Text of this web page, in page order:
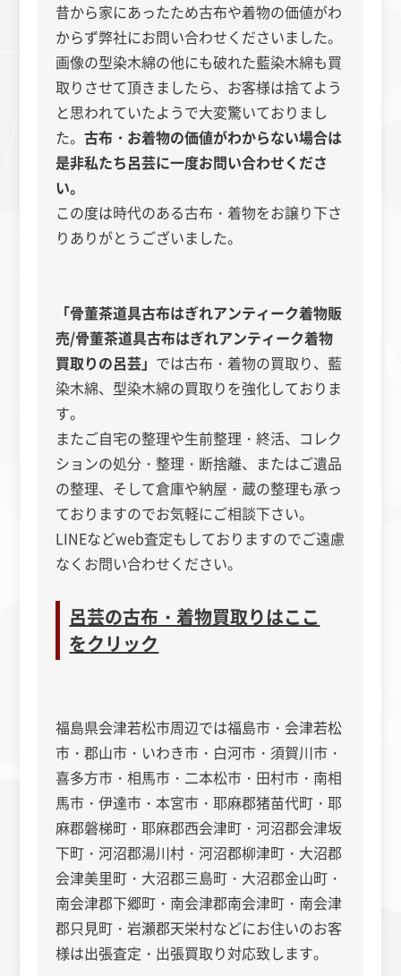
昔から家にあったため古布や着物の価値がわ
からず弊社にお問い合わせくださいました。
画像の型染木綿の他にも破れた藍染木綿も買
取りさせて頂きましたら、お客様は捨てよう
と思われていたようで大変驚いておりまし
た。古布・お着物の価値がわからない場合は
是非私たち呂芸に一度お問い合わせくださ
い。
この度は時代のある古布・着物をお譲り下さ
りありがとうございました。
「骨董茶道具古布はぎれアンティーク着物販
売/骨董茶道具古布はぎれアンティーク着物
買取りの呂芸」 では古布・着物の買取り、藍
染木綿、型染木綿の買取りを強化しておりま
す。
またご自宅の整理や生前整理・終活、コレク
ションの処分・整理・断捨離、またはご遺品
の整理、そして倉庫や納屋・蔵の整理も承っ
ておりますのでお気軽にご相談下さい。
LINEなどweb査定もしておりますのでご遠慮
なくお問い合わせください。
呂芸の古布・着物買取りはここ
をクリック
福島県会津若松市周辺では福島市・会津若松
市 ・郡山市・いわき市・白河市・須賀川市・
喜多方市・相馬市・二本松市・田村市・南相
馬市・伊達市・本宮市・耶麻郡猪苗代町・耶
麻郡磐梯町・耶麻郡西会津町・河沼郡会津坂
下町・河沼郡湯川村・河沼郡柳津町・大沼郡
会津美里町・大沼郡三島町・大沼郡金山町・
南会津郡下郷町・南会津郡南会津町・南会津
郡只見町・岩瀬郡天栄村などにお住いのお客
様は出張査定・出張買取り対応致します。